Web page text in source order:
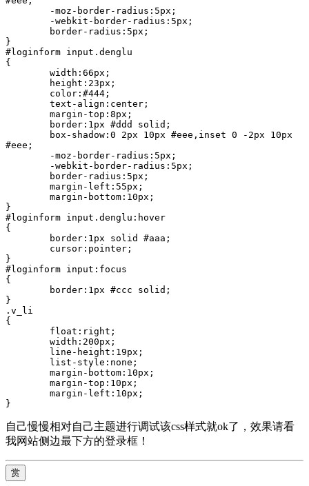
}
#loginform input.denglu
{
#eee;
}
#loginform input.denglu:hover
{
}
#loginform input:focus
{
}
.v_li
{
自己慢慢相对自己主题进行调试该css样式就ok了，效果请看
我网站侧边最下方的登录框！
赏